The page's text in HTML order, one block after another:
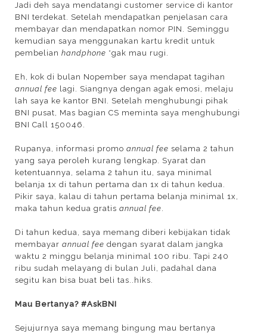
Jadi deh saya mendatangi customer service di kantor
BNI terdekat. Setelah mendapatkan penjelasan cara
membayar dan mendapatkan nomor PIN. Seminggu
kemudian saya menggunakan kartu kredit untuk
pembelian handphone *gak mau rugi.
Eh, kok di bulan Nopember saya mendapat tagihan
annual fee lagi. Siangnya dengan agak emosi, melaju
lah saya ke kantor BNI. Setelah menghubungi pihak
BNI pusat, Mas bagian CS meminta saya menghubungi
BNI Call 150046.
Rupanya, informasi promo annual fee selama 2 tahun
yang saya peroleh kurang lengkap. Syarat dan
ketentuannya, selama 2 tahun itu, saya minimal
belanja 1x di tahun pertama dan 1x di tahun kedua.
Pikir saya, kalau di tahun pertama belanja minimal 1x,
maka tahun kedua gratis annual fee
Di tahun kedua, saya memang diberi kebijakan tidak
membayar annual fee dengan syarat dalam jangka
waktu 2 minggu belanja minimal 100 ribu. Tapi 240
ribu sudah melayang di bulan Juli, padahal dana
segitu kan bisa buat beli tas..hiks.
Mau Bertanya? #AskBNI
Sejujurnya saya memang bingung mau bertanya